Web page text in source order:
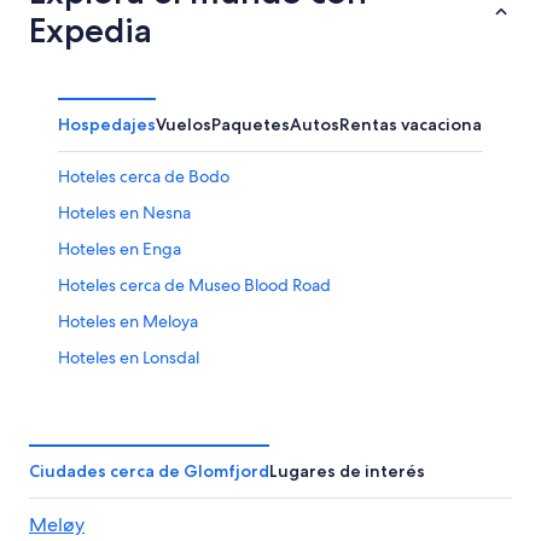
Expedia
HospedajesVuelosPaquetesAutosRentas vacacionales
Hoteles cerca de Bodo
Hoteles en Nesna
Hoteles en Enga
Hoteles cerca de Museo Blood Road
Hoteles en Meloya
Hoteles en Lonsdal
Hoteles con restaurante en Mo-I-Rana
Cabañas en Bodo
Ciudades cerca de GlomfjordLugares de interés
Meløy